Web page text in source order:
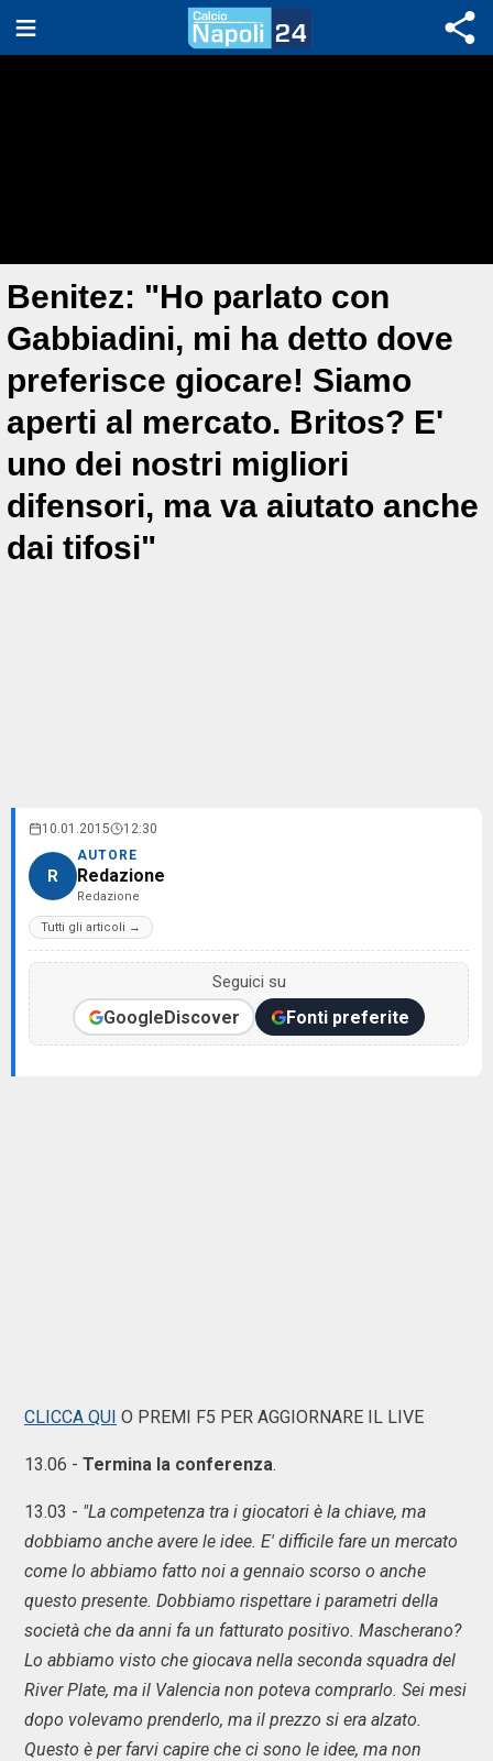
Benitez: "Ho parlato con
Gabbiadini, mi ha detto dove
preferisce giocare! Siamo
aperti al mercato. Britos? E'
uno dei nostri migliori
difensori, ma va aiutato anche
dai tifosi"
10.01.2015 12:30
R
AUTORE
Redazione
Redazione
Tutti gli articoli →
Seguici su
GoogleDiscover Fonti preferite
CLICCA QUI O PREMI F5 PER AGGIORNARE IL LIVE
13.06 - Termina la conferenza.
13.03 - "La competenza tra i giocatori è la chiave, ma
dobbiamo anche avere le idee. E' difficile fare un mercato
come lo abbiamo fatto noi a gennaio scorso o anche
questo presente. Dobbiamo rispettare i parametri della
società che da anni fa un fatturato positivo. Mascherano?
Lo abbiamo visto che giocava nella seconda squadra del
River Plate, ma il Valencia non poteva comprarlo. Sei mesi
dopo volevamo prenderlo, ma il prezzo si era alzato.
Questo è per farvi capire che ci sono le idee, ma non